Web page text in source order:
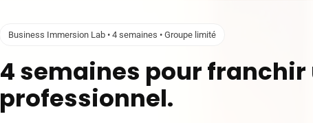
Business Immersion Lab • 4 semaines • Groupe limité
4 semaines pour
professionnel.